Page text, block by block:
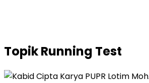
TopikRunning Test